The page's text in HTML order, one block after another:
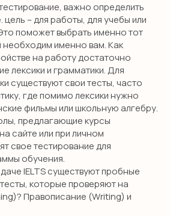
важно определить
– для работы, для учебы или
поможет выбрать именно тот
необходим именно вам. Как
на работу достаточно
лексики и грамматики. Для
существуют свои тесты, часто
где помимо лексики нужно
фильмы или школьную алгебру.
предлагающие курсы
сайте или при личном
свое тестирование для
обучения.
IELTS существуют пробные
которые проверяют на
Правописание (Writing) и